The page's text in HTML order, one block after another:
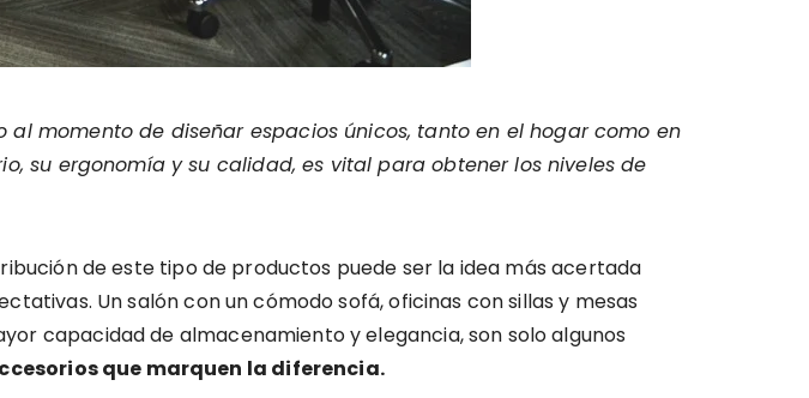
momento de diseñar espacios únicos, tanto en el hogar como en
su ergonomía y su calidad, es vital para obtener los niveles de
de este tipo de productos puede ser la idea más acertada
Un salón con un cómodo sofá, oficinas con sillas y mesas
capacidad de almacenamiento y elegancia, son solo algunos
que marquen la diferencia.